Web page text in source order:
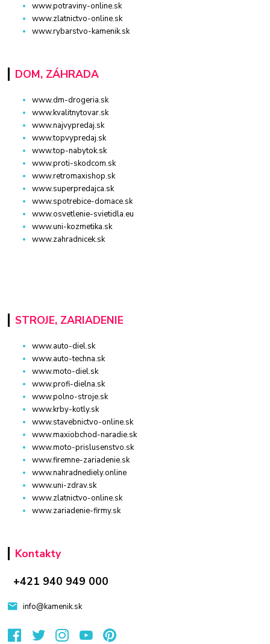
www.potraviny-online.sk
www.zlatnictvo-online.sk
www.rybarstvo-kamenik.sk
DOM, ZÁHRADA
www.dm-drogeria.sk
www.kvalitnytovar.sk
www.najvypredaj.sk
www.topvypredaj.sk
www.top-nabytok.sk
www.proti-skodcom.sk
www.retromaxishop.sk
www.superpredajca.sk
www.spotrebice-domace.sk
www.osvetlenie-svietidla.eu
www.uni-kozmetika.sk
www.zahradnicek.sk
STROJE, ZARIADENIE
www.auto-diel.sk
www.auto-techna.sk
www.moto-diel.sk
www.profi-dielna.sk
www.polno-stroje.sk
www.krby-kotly.sk
www.stavebnictvo-online.sk
www.maxiobchod-naradie.sk
www.moto-prislusenstvo.sk
www.firemne-zariadenie.sk
www.nahradnediely.online
www.uni-zdrav.sk
www.zlatnictvo-online.sk
www.zariadenie-firmy.sk
Kontakty
+421 940 949 000
info@kamenik.sk